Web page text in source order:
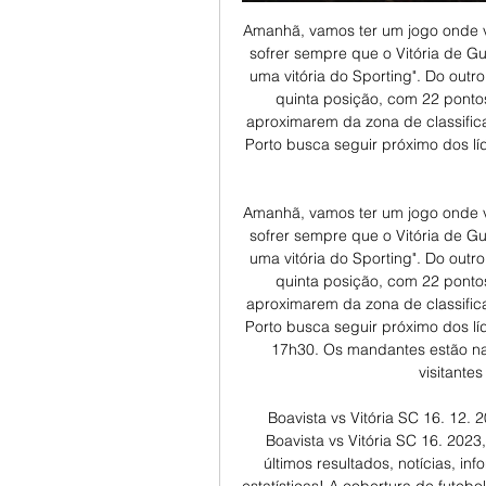
Amanhã, vamos ter um jogo onde vamos ter de sofrer, se tivermos essa capacidade de sofrer sempre que o Vitória de Guimarães fizer uma transição. Espero um bom jogo e uma vitória do Sporting". Do outro lado, o Vitória de Guimarães começou a rodada na quinta posição, com 22 pontos. Os donos da casa buscam um triunfo para se aproximarem da zona de classificação para as ligas europeias. Ainda neste sábado, o Porto busca seguir próximo dos líderes e recebe o Casa Pia, no estádio do Dragão, às 17h30. 

Amanhã, vamos ter um jogo onde vamos ter de sofrer, se tivermos essa capacidade de sofrer sempre que o Vitória de Guimarães fizer uma transição. Espero um bom jogo e uma vitória do Sporting". Do outro lado, o Vitória de Guimarães começou a rodada na quinta posição, com 22 pontos. Os donos da casa buscam um triunfo para se aproximarem da zona de classificação para as ligas europeias. Ainda neste sábado, o Porto busca seguir próximo dos líderes e recebe o Casa Pia, no estádio do Dragão, às 17h30. Os mandantes estão na quarta colocação, com 28 pontos, enquanto os visitantes aparecem em 11º, com 13. 

Boavista vs Vitória SC 16. 12. 2023 AO VIVO | Futebol - FlashscoreSegue ao vivo Boavista vs Vitória SC 16. 2023, livescore, audio commentary, antevisão, Boavista últimos resultados, notícias, informações, Boavista v Vitória SC confrontos diretos, estatísticas! A cobertura de futebol em Flashscore inclui resultados de futebol e notícias de futebol de mais de 1. 000 competições em todo o mundo Boavista, Benfica, FC Porto, Sporting CP, Real Madrid, Barcelona, Liga dos Campeões, Liga Europa, Premier League,... 

GALERA. BET R$50 GRÁTIS PRA VOCÊ SE DIVERTIR+DOBRE SEU 1º DEPÓSITO EM ATÉ R$200 NÃO PERCA CLIQUE AQUI!!! 200% DE BÔNUS DE BOAS-VINDAS ATÉ R$1000 STAKE (Clique Aqui) BÔNUS DE BOAS-VINDAS ATÉ R$600 DAFABET (Clique Aqui) Saiba todas as informações da partida, onde assistir na TV, celular, notebook, tablet e aplicativos de streamings, decerto, você acompanha Futebol AO VIVO aqui no Tabela Esportiva. Clique aqui e ganhe 30 dias grátis no DAZN Onde assistir Boavista x Vitória Guimarães Futebol AO VIVO na TV A partida não será transmitida na TV. Betano – Bônus de boas-vindas de 100% até R$300 (Clique Aqui) Como assistir Boavista x Vitória Guimarães Futebol AO VIVO Online no seu celular, tablet e notebook O jogo ao vivo será transmitido na internet, acompanhe ao vivo e fique por dentro de tudo que rola na partida através do seu celular, tablet e PC. Para isso, deverá acessar o site 1XBET (Clique Aqui) que vai realizar a transmissão online. 

Assista Flamengo x Boavista ao vivo e online de graça pelo assista Flamengo x Boa Vista-RJ ao vivo, online e grátis. O jogo, válido pelo Campeonato Carioca 2023, será disputado dia às 18:00 hs.

Sporting x Vitória de Guimarães: confira onde assistir e mais detalhes da partida pelo PortuguêsO Sporting tenta manter a liderança do Campeonato Português. Neste sábado, os Leões terão pela frente o Vitória de Guimarães, às 15 horas (de Brasília), no Estádio D. Afonso Henriques, pela 13ª rodada da competição. Onde assistir: O duelo terá transmissão exclusiva da plataforma de streaming Star+. Os visitantes veem seus concorrentes próximos na classificação. No entanto, o Sporting segue na luta para acabar com o jejum de títulos e figura na ponta da classificação, com 31 pontos. 

O técnico Ruben Amorim rechaçou pensar em título neste momento. O comandante foca apenas na vitória fora de seus domínios. "Isso é tão mais à frente. Interessa é ganhar o Vitória de Guimarães. Olhando para o nosso calendário, sabemos que há sempre jogos difíceis num campeonato muito difícil e onde já se provou que todas as equipes podem perder pontos. Não há nada mais além do Vitória de Guimarães. Não muda o nosso objetivo. 

Assine Star+ (Campeonato Inglês, Espanhol, Francês, Italiano, NBA e Libertadores)